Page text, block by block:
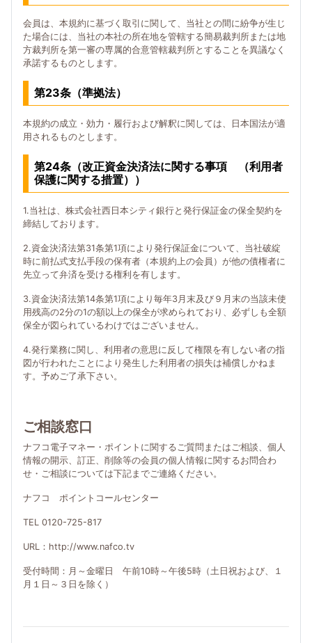
会員は、本規約に基づく取引に関して、当社との間に紛争が生じ
た場合には、当社の本社の所在地を管轄する簡易裁判所または地
方裁判所を第一審の専属的合意管轄裁判所とすることを異議なく
承諾するものとします。
第23条（準拠法）
本規約の成立・効力・履行および解釈に関しては、日本国法が適
用されるものとします。
第24条（改正資金決済法に関する事項 （利用者
保護に関する措置））
1.当社は、株式会社西日本シティ銀行と発行保証金の保全契約を
締結しております。
2.資金決済法第31条第1項により発行保証金について、当社破綻
時に前払式支払手段の保有者（本規約上の会員）が他の債権者に
先立って弁済を受ける権利を有します。
3.資金決済法第14条第1項により毎年3月末及び９月末の当該未使
用残高の2分の1の額以上の保全が求められており、必ずしも全額
保全が図られているわけではございません。
4.発行業務に関し、利用者の意思に反して権限を有しない者の指
図が行われたことにより発生した利用者の損失は補償しかねま
す。予めご了承下さい。
ご相談窓口
ナフコ電子マネー・ポイントに関するご質問またはご相談、個人
情報の開示、訂正、削除等の会員の個人情報に関するお問合わ
せ・ご相談については下記までご連絡ください。
ナフコ ポイントコールセンター
TEL 0120-725-817
URL：http://www.nafco.tv
受付時間：月～金曜日 午前10時～午後5時（土日祝および、１
月１日～３日を除く）